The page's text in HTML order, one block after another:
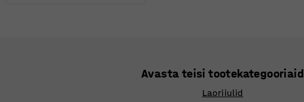
Avasta teisi tootekategooriaid
Laoriiulid